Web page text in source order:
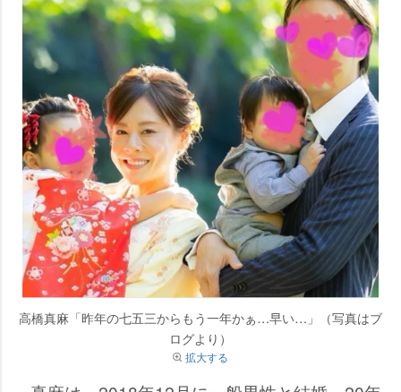
高橋真麻「昨年の七五三からもう一年かぁ…早い…」（写真はブ
ログより）
拡大する